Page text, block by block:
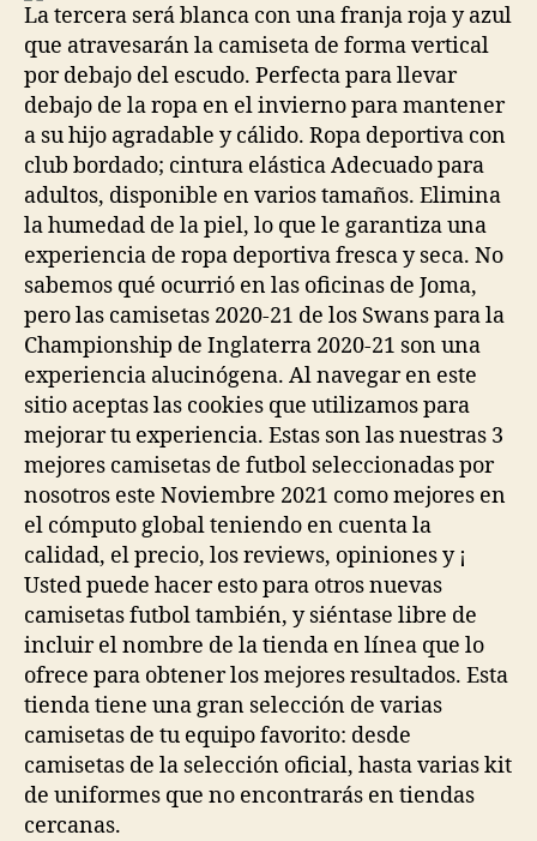
La tercera será blanca con una franja roja y azul
que atravesarán la camiseta de forma vertical
por debajo del escudo. Perfecta para llevar
debajo de la ropa en el invierno para mantener
a su hijo agradable y cálido. Ropa deportiva con
club bordado; cintura elástica Adecuado para
adultos, disponible en varios tamaños. Elimina
la humedad de la piel, lo que le garantiza una
experiencia de ropa deportiva fresca y seca. No
sabemos qué ocurrió en las oficinas de Joma,
pero las camisetas 2020-21 de los Swans para la
Championship de Inglaterra 2020-21 son una
experiencia alucinógena. Al navegar en este
sitio aceptas las cookies que utilizamos para
mejorar tu experiencia. Estas son las nuestras 3
mejores camisetas de futbol seleccionadas por
nosotros este Noviembre 2021 como mejores en
el cómputo global teniendo en cuenta la
calidad, el precio, los reviews, opiniones y ¡
Usted puede hacer esto para otros nuevas
camisetas futbol también, y siéntase libre de
incluir el nombre de la tienda en línea que lo
ofrece para obtener los mejores resultados. Esta
tienda tiene una gran selección de varias
camisetas de tu equipo favorito: desde
camisetas de la selección oficial, hasta varias kit
de uniformes que no encontrarás en tiendas
cercanas.